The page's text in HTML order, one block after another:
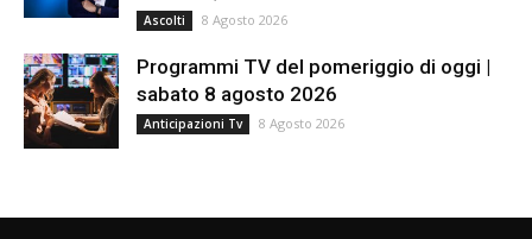
Ascolti 8 Agosto 2026
Programmi TV del pomeriggio di oggi |
sabato 8 agosto 2026
Anticipazioni Tv 8 Agosto 2026